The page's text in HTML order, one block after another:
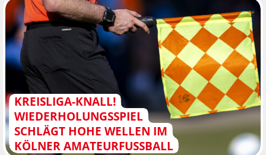
KREISLIGA-KNALL!
WIEDERHOLUNGSSPIEL
SCHLÄGT HOHE WELLEN IM
KÖLNER AMATEURFUSSBALL